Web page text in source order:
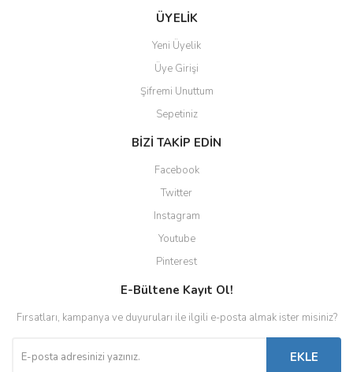
ÜYELİK
Yeni Üyelik
Üye Girişi
Şifremi Unuttum
Sepetiniz
BİZİ TAKİP EDİN
Facebook
Twitter
Instagram
Youtube
Pinterest
E-Bültene Kayıt Ol!
Fırsatları, kampanya ve duyuruları ile ilgili e-posta almak ister misiniz?
EKLE